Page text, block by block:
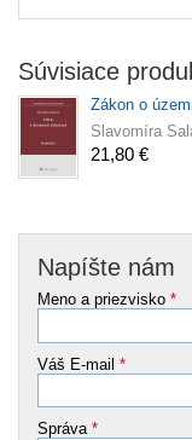
Súvisiace
Zákon o
Slavomíra
21,80 €
Napíšte nám
Meno a priezvisko *
Váš E-mail *
Správa *